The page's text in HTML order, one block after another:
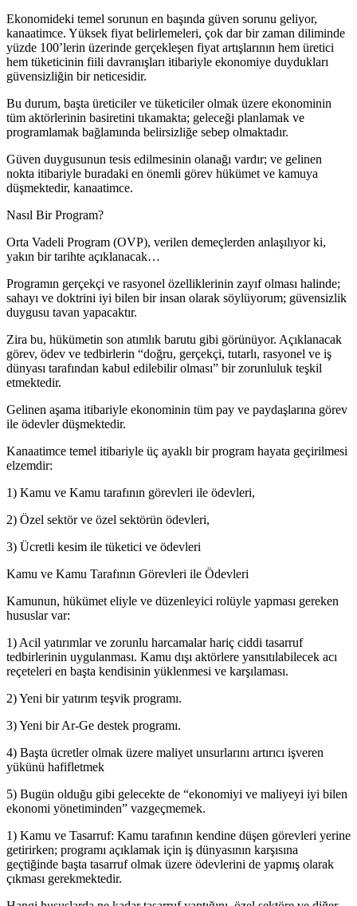
Ekonomideki temel sorunun en başında güven sorunu geliyor,
kanaatimce. Yüksek fiyat belirlemeleri, çok dar bir zaman diliminde
yüzde 100’lerin üzerinde gerçekleşen fiyat artışlarının hem üretici
hem tüketicinin fiili davranışları itibariyle ekonomiye duydukları
güvensizliğin bir neticesidir.
Bu durum, başta üreticiler ve tüketiciler olmak üzere ekonominin
tüm aktörlerinin basiretini tıkamakta; geleceği planlamak ve
programlamak bağlamında belirsizliğe sebep olmaktadır.
Güven duygusunun tesis edilmesinin olanağı vardır; ve gelinen
nokta itibariyle buradaki en önemli görev hükümet ve kamuya
düşmektedir, kanaatimce.
Nasıl Bir Program?
Orta Vadeli Program (OVP), verilen demeçlerden anlaşılıyor ki,
yakın bir tarihte açıklanacak…
Programın gerçekçi ve rasyonel özelliklerinin zayıf olması halinde;
sahayı ve doktrini iyi bilen bir insan olarak söylüyorum; güvensizlik
duygusu tavan yapacaktır.
Zira bu, hükümetin son atımlık barutu gibi görünüyor. Açıklanacak
görev, ödev ve tedbirlerin “doğru, gerçekçi, tutarlı, rasyonel ve iş
dünyası tarafından kabul edilebilir olması” bir zorunluluk teşkil
etmektedir.
Gelinen aşama itibariyle ekonominin tüm pay ve paydaşlarına görev
ile ödevler düşmektedir.
Kanaatimce temel itibariyle üç ayaklı bir program hayata geçirilmesi
elzemdir:
1) Kamu ve Kamu tarafının görevleri ile ödevleri,
2) Özel sektör ve özel sektörün ödevleri,
3) Ücretli kesim ile tüketici ve ödevleri
Kamu ve Kamu Tarafının Görevleri ile Ödevleri
Kamunun, hükümet eliyle ve düzenleyici rolüyle yapması gereken
hususlar var:
1) Acil yatırımlar ve zorunlu harcamalar hariç ciddi tasarruf
tedbirlerinin uygulanması. Kamu dışı aktörlere yansıtılabilecek acı
reçeteleri en başta kendisinin yüklenmesi ve karşılaması.
2) Yeni bir yatırım teşvik programı.
3) Yeni bir Ar-Ge destek programı.
4) Başta ücretler olmak üzere maliyet unsurlarını artırıcı işveren
yükünü hafifletmek
5) Bugün olduğu gibi gelecekte de “ekonomiyi ve maliyeyi iyi bilen
ekonomi yönetiminden” vazgeçmemek.
1) Kamu ve Tasarruf: Kamu tarafının kendine düşen görevleri yerine
getirirken; programı açıklamak için iş dünyasının karşısına
geçtiğinde başta tasarruf olmak üzere ödevlerini de yapmış olarak
çıkması gerekmektedir.